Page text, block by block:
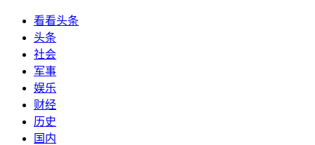
看看头条
头条
社会
军事
娱乐
财经
历史
国内